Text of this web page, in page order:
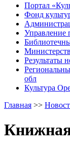
Портал
Фонд
Управление
Результаты
обл
Культура
Главная >>